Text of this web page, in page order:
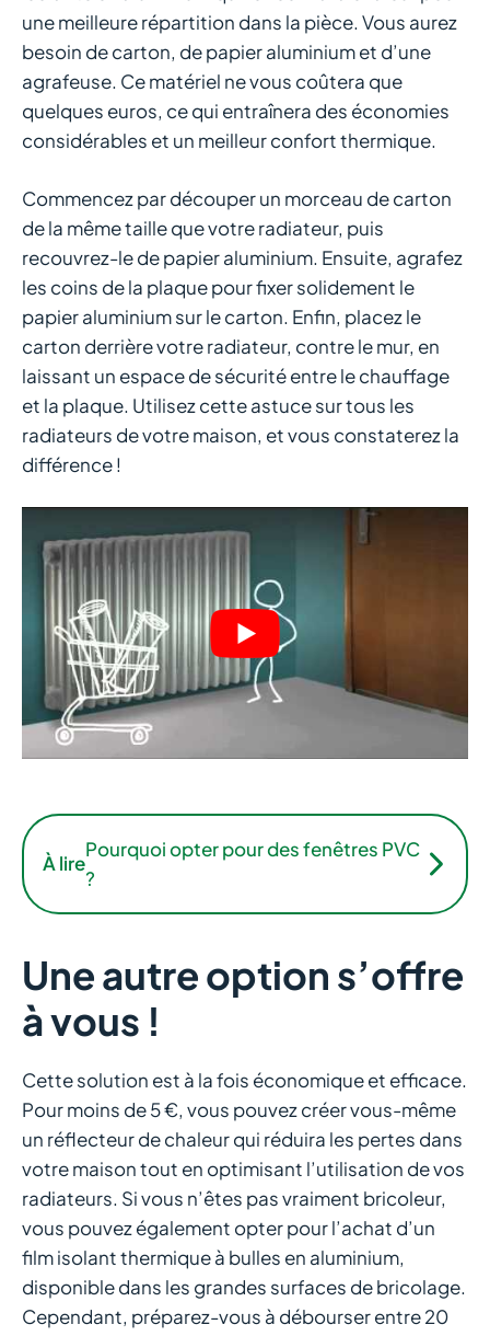
une meilleure répartition dans la pièce. Vous aurez
besoin de carton, de papier aluminium et d’une
agrafeuse. Ce matériel ne vous coûtera que
quelques euros, ce qui entraînera des économies
considérables et un meilleur confort thermique.
Commencez par découper un morceau de carton
de la même taille que votre radiateur, puis
recouvrez-le de papier aluminium. Ensuite, agrafez
les coins de la plaque pour fixer solidement le
papier aluminium sur le carton. Enfin, placez le
carton derrière votre radiateur, contre le mur, en
laissant un espace de sécurité entre le chauffage
et la plaque. Utilisez cette astuce sur tous les
radiateurs de votre maison, et vous constaterez la
différence !
À lire
Pourquoi opter pour des fenêtres PVC
?
Une autre option s’offre
à vous !
Cette solution est à la fois économique et efficace.
Pour moins de 5 €, vous pouvez créer vous-même
un réflecteur de chaleur qui réduira les pertes dans
votre maison tout en optimisant l’utilisation de vos
radiateurs. Si vous n’êtes pas vraiment bricoleur,
vous pouvez également opter pour l’achat d’un
film isolant thermique à bulles en aluminium,
disponible dans les grandes surfaces de bricolage.
Cependant, préparez-vous à débourser entre 20